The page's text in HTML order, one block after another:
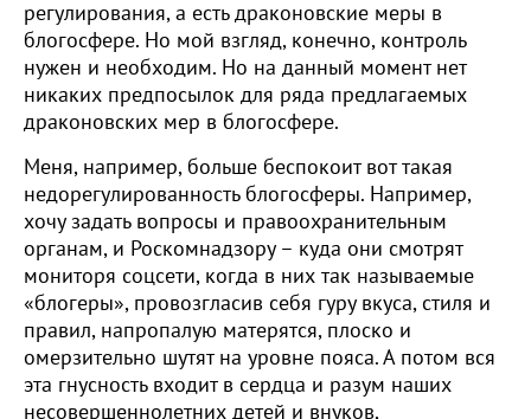
регулирования, а есть драконовские меры в
блогосфере. Но мой взгляд, конечно, контроль
нужен и необходим. Но на данный момент нет
никаких предпосылок для ряда предлагаемых
драконовских мер в блогосфере.
Меня, например, больше беспокоит вот такая
недорегулированность блогосферы. Например,
хочу задать вопросы и правоохранительным
органам, и Роскомнадзору – куда они смотрят
мониторя соцсети, когда в них так называемые
«блогеры», провозгласив себя гуру вкуса, стиля и
правил, напропалую матерятся, плоско и
омерзительно шутят на уровне пояса. А потом вся
эта гнусность входит в сердца и разум наших
несовершеннолетних детей и внуков,